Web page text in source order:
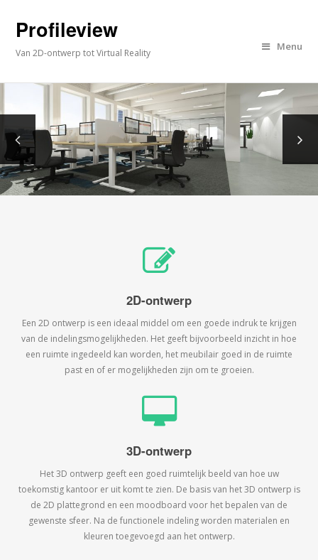
Profileview
Van 2D-ontwerp tot Virtual Reality
Menu
2D-ontwerp
Een 2D ontwerp is een ideaal middel om een goede indruk te krijgen
van de indelingsmogelijkheden. Het geeft bijvoorbeeld inzicht in hoe
een ruimte ingedeeld kan worden, het meubilair goed in de ruimte
past en of er mogelijkheden zijn om te groeien.
3D-ontwerp
Het 3D ontwerp geeft een goed ruimtelijk beeld van hoe uw
toekomstig kantoor er uit komt te zien. De basis van het 3D ontwerp is
de 2D plattegrond en een moodboard voor het bepalen van de
gewenste sfeer. Na de functionele indeling worden materialen en
kleuren toegevoegd aan het ontwerp.